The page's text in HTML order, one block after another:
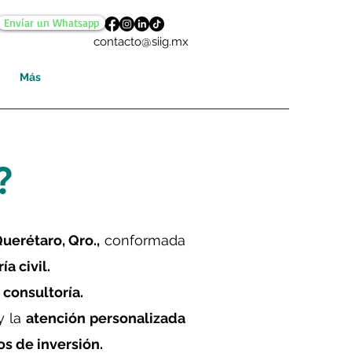
Más
contacto@siig.mx
Envíar un Whatsapp
Qro., conformada
civil.
la atención personalizada
de inversión.